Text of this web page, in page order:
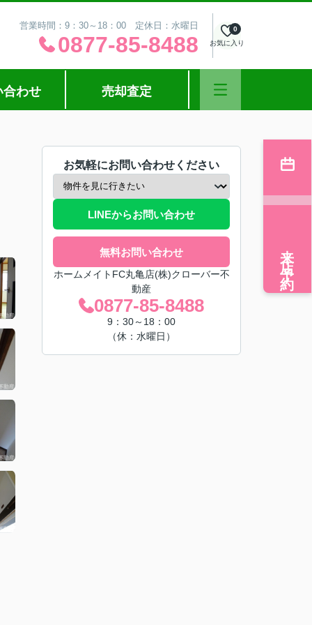
営業時間：9：30～18：00 定休日：水曜日
0877-85-8488 お気に入り
0
合わせ 売却査定
お気軽にお問い合わせください
LINEからお問い合わせ
無料お問い合わせ
ホームメイトFC丸亀店(株)クローバー不
動産
0877-85-8488
9：30～18：00
（休：水曜日）
来店予約